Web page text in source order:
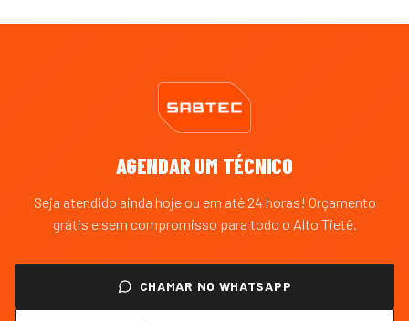
AGENDAR UM TÉCNICO
Seja atendido ainda hoje ou em até 24 horas! Orçamento
grátis e sem compromisso para todo o Alto Tietê.
CHAMAR NO WHATSAPP